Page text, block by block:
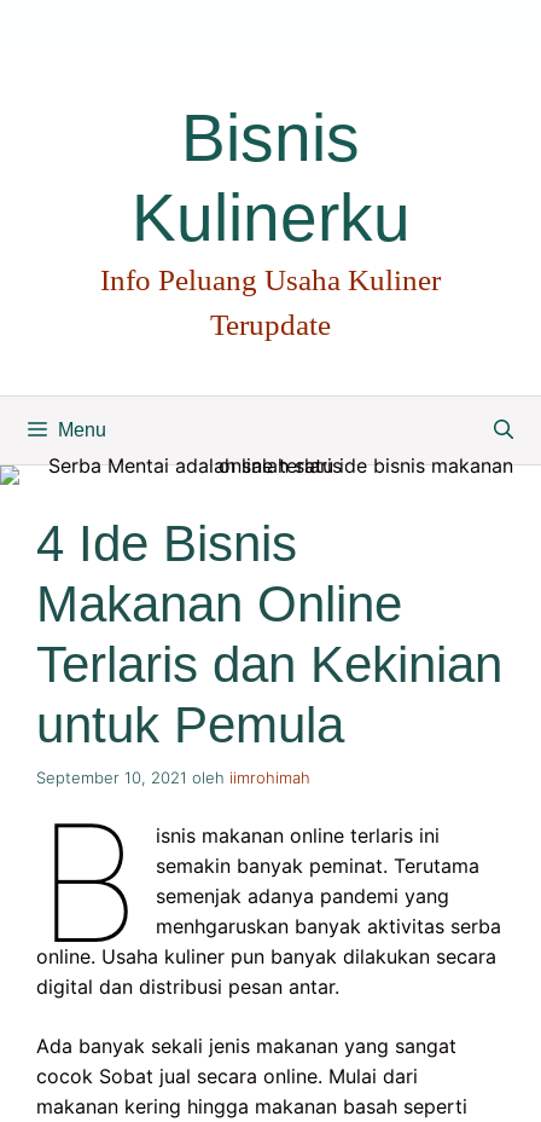
Bisnis
Kulinerku
Info Peluang Usaha Kuliner
Terupdate
Menu
4 Ide Bisnis
Makanan Online
Terlaris dan Kekinian
untuk Pemula
September 10, 2021 oleh iimrohimah
B
isnis makanan online terlaris ini
semakin banyak peminat. Terutama
semenjak adanya pandemi yang
menhgaruskan banyak aktivitas serba
online. Usaha kuliner pun banyak dilakukan secara
digital dan distribusi pesan antar.
Ada banyak sekali jenis makanan yang sangat
cocok Sobat jual secara online. Mulai dari
makanan kering hingga makanan basah seperti